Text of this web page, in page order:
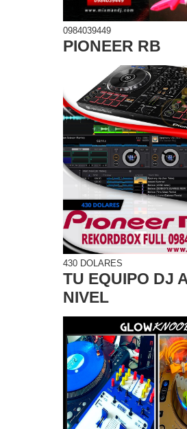
0984039449
PIONEER RB
430 DOLARES
TU EQUIPO DJ
NIVEL